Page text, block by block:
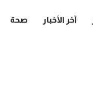
آخر الأخبار صحة